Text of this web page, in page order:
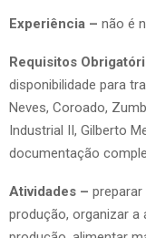
Experiência – não é
Requisitos
disponibilidade para
Neves, Coroado,
Industrial II, Gilberto
documentação
Atividades –
produção, organizar a